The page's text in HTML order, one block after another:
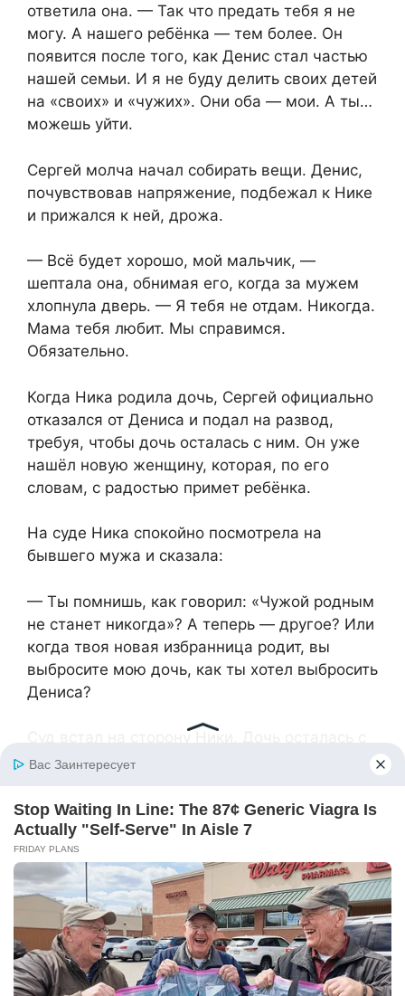
ответила она. — Так что предать тебя я не
могу. А нашего ребёнка — тем более. Он
появится после того, как Денис стал частью
нашей семьи. И я не буду делить своих детей
на «своих» и «чужих». Они оба — мои. А ты…
можешь уйти.
Сергей молча начал собирать вещи. Денис,
почувствовав напряжение, подбежал к Нике
и прижался к ней, дрожа.
— Всё будет хорошо, мой мальчик, —
шептала она, обнимая его, когда за мужем
хлопнула дверь. — Я тебя не отдам. Никогда.
Мама тебя любит. Мы справимся.
Обязательно.
Когда Ника родила дочь, Сергей официально
отказался от Дениса и подал на развод,
требуя, чтобы дочь осталась с ним. Он уже
нашёл новую женщину, которая, по его
словам, с радостью примет ребёнка.
На суде Ника спокойно посмотрела на
бывшего мужа и сказала:
— Ты помнишь, как говорил: «Чужой родным
не станет никогда»? А теперь — другое? Или
когда твоя новая избранница родит, вы
выбросите мою дочь, как ты хотел выбросить
Дениса?
ней.
Однажды, глядя, как Денис осторожно
гладит сестрёнку по головке, Ника тихо
прошептала:
— Конечно, справимся. У меня ведь такой
замечательный помощник.